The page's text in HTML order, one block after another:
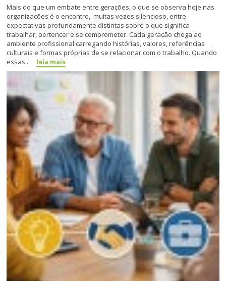
Mais do que um embate entre gerações, o que se observa hoje nas
organizações é o encontro, muitas vezes silencioso, entre
expectativas profundamente distintas sobre o que significa
trabalhar, pertencer e se comprometer. Cada geração chega ao
ambiente profissional carregando histórias, valores, referências
culturais e formas próprias de se relacionar com o trabalho. Quando
essas...
leia mais